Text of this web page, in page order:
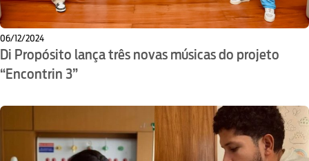
06/12/2024
Di Propósito lança três novas músicas do projeto
“Encontrin 3”